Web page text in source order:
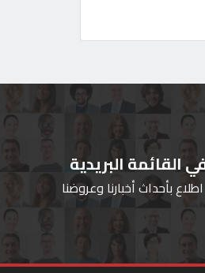
القائمة البريدية
بأحداث أخبارنا وعروضنا